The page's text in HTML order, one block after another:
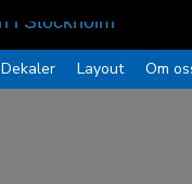
Dekaler Layout Om